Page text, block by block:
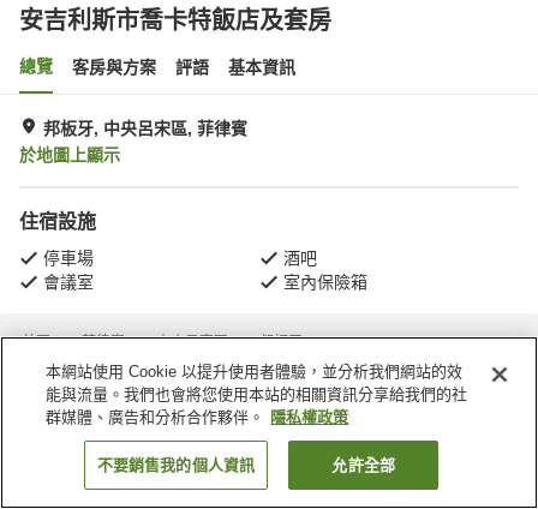
安吉利斯市喬卡特飯店及套房
總覽 客房與方案 評語 基本資訊
邦板牙, 中央呂宋區, 菲律賓
於地圖上顯示
住宿設施
停車場
酒吧
會議室
室內保險箱
首頁 菲律賓 中央呂宋區
邦板牙
安吉利斯市喬卡特飯店及套房
找客房
本網站使用 Cookie 以提升使用者體驗，並分析我們網站的效
能與流量。我們也會將您使用本站的相關資訊分享給我們的社
群媒體、廣告和分析合作夥伴。
隱私權政策
不要銷售我的個人資訊 允許全部